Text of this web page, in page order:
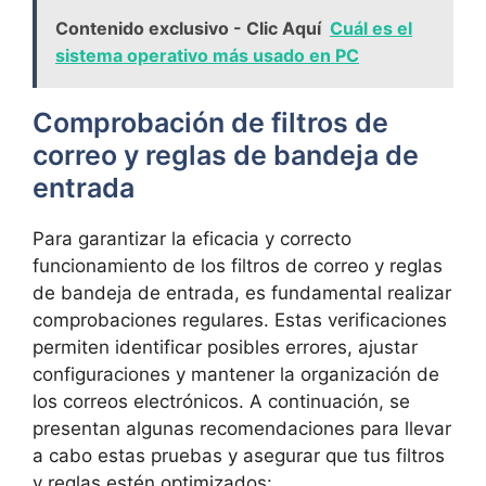
Contenido exclusivo - Clic Aquí Cuál es el
sistema operativo más usado en PC
Comprobación de filtros de
correo y reglas ⁤de bandeja de
entrada
Para garantizar la eficacia y correcto
funcionamiento de los filtros de correo y reglas
de bandeja de entrada, es⁢ fundamental realizar
comprobaciones regulares. Estas verificaciones
permiten identificar posibles errores, ajustar
configuraciones y mantener la organización de
los ​correos electrónicos. A continuación, se
presentan algunas recomendaciones para llevar
a cabo estas pruebas y asegurar que ⁢tus filtros